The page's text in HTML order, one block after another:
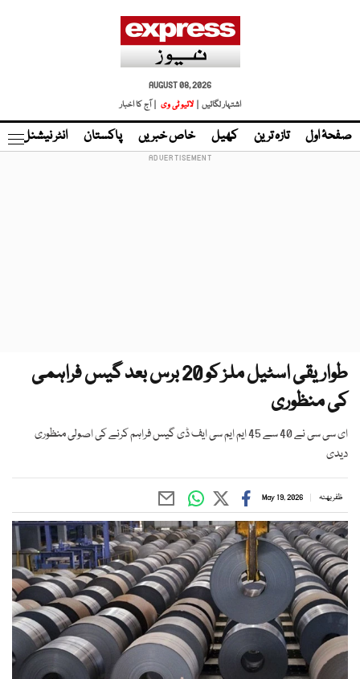
AUGUST 08, 2026
اشتہار لگائیں |
لائیو ٹی وی | آج کا اخبار
صفحۂ اول تازہ ترین کھیل خاص خبریں پاکستان انٹر نیشنل
طواریقی اسٹیل ملز کو 20 برس بعد گیس فراہمی
کی منظوری
ای سی سی نے 40 سے 45 ایم ایم سی ایف ڈی گیس فراہم کرنے کی اصولی منظوری
دیدی
ظفر بھٹہ May 19, 2026